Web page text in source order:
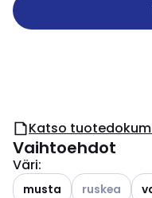
Katso
Vaihtoehdot
Väri:
musta Katso
ruskea